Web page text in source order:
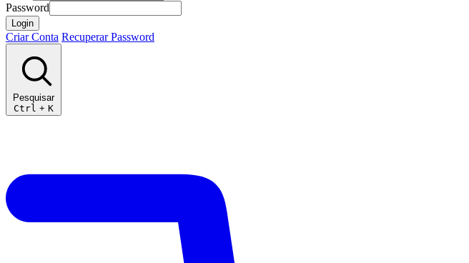
Password
Login
Criar Conta Recuperar Password
Pesquisar
Ctrl + K